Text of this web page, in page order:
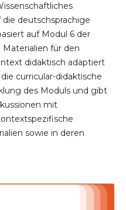
deutschsprachige
auf Modul 6 der
für den
didaktisch adaptiert
curricular-didaktische
des Moduls und gibt
mit
sowie in deren